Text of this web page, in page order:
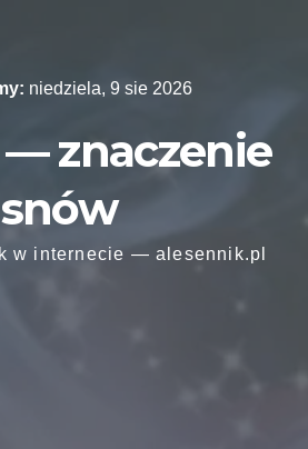
niedziela, 9 sie 2026
znaczenie
snów
w internecie — alesennik.pl